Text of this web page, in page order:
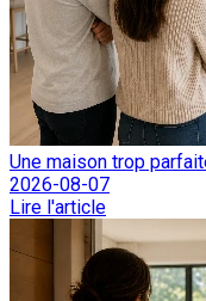
Une maison trop
2026-08-07
Lire l'article